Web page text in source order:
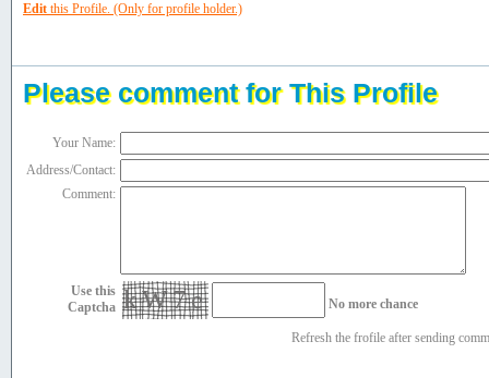
Edit this Profile. (Only for profile holder.)
Please comment for This Profile
Your Name:
Address/Contact:
Comment:
Use this
Captcha kW7e No more chance
Refresh the frofile after sending